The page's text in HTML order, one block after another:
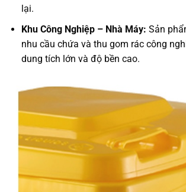
lại.
Khu Công Nghiệp – Nhà Máy: Sản
nhu cầu chứa và thu gom rác công
dung tích lớn và độ bền cao.